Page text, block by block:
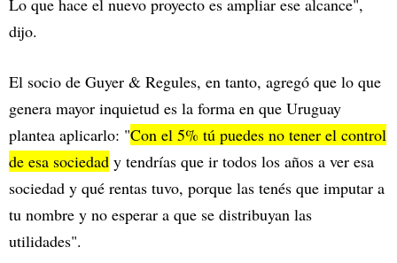
dijo.
El socio de Guyer & Regules, en tanto, agregó que lo que
genera mayor inquietud es la forma en que Uruguay
plantea aplicarlo: "Con el 5% tú puedes no tener el control
de esa sociedad y tendrías que ir todos los años a ver esa
sociedad y qué rentas tuvo, porque las tenés que imputar a
tu nombre y no esperar a que se distribuyan las
utilidades".